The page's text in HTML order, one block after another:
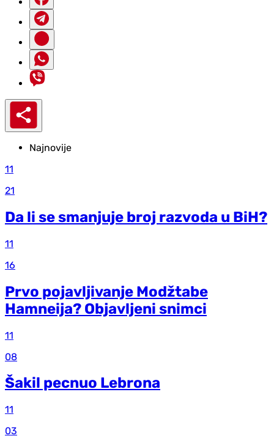
Najnovije
11
21
Da li se smanjuje broj razvoda u BiH?
11
16
Prvo pojavljivanje Modžtabe
Hamneija? Objavljeni snimci
11
08
Šakil pecnuo Lebrona
11
03